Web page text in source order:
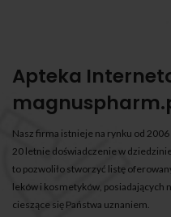
Apteka
Nasz firma istnieje na rynku od 2006
20 letnie doświadczenie w
to pozwoliło stworzyć listę
leków i kosmetyków, posiadających
cieszące się Państwa uznaniem.